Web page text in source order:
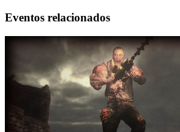
Eventos relacionados